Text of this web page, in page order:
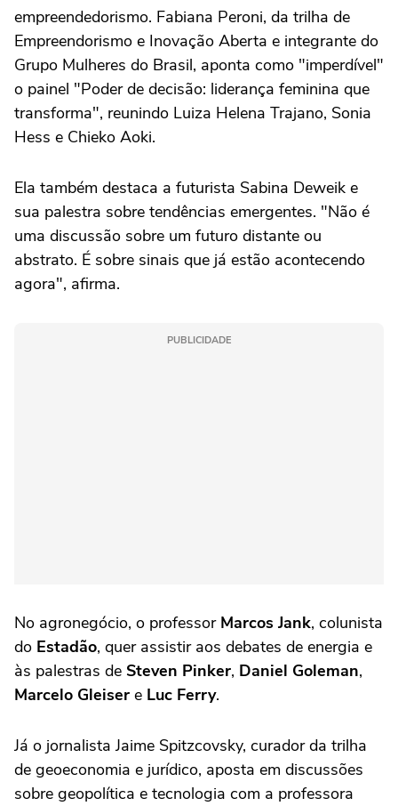
empreendedorismo. Fabiana Peroni, da trilha de
Empreendorismo e Inovação Aberta e integrante do
Grupo Mulheres do Brasil, aponta como "imperdível"
o painel "Poder de decisão: liderança feminina que
transforma", reunindo Luiza Helena Trajano, Sonia
Hess e Chieko Aoki.
Ela também destaca a futurista Sabina Deweik e
sua palestra sobre tendências emergentes. "Não é
uma discussão sobre um futuro distante ou
abstrato. É sobre sinais que já estão acontecendo
agora", afirma.
PUBLICIDADE
No agronegócio, o professor Marcos Jank, colunista
do Estadão, quer assistir aos debates de energia e
às palestras de Steven Pinker, Daniel Goleman,
Marcelo Gleiser e Luc Ferry.
Já o jornalista Jaime Spitzcovsky, curador da trilha
de geoeconomia e jurídico, aposta em discussões
sobre geopolítica e tecnologia com a professora